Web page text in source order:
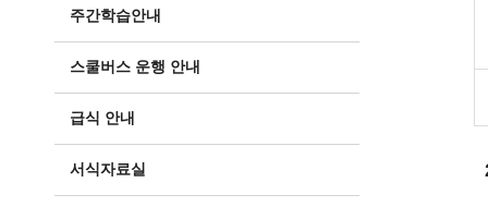
주간학습안내
스쿨버스 운행 안내
급식 안내
서식자료실